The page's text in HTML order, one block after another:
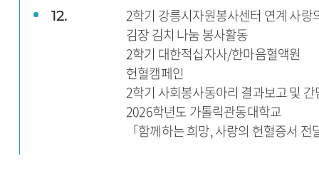
12.
2학기 강릉시자원봉사센터 연계 사랑
김장 김치 나눔 봉사활동
2학기 대한적십자사/한마음혈액원
헌혈캠페인
2학기 사회봉사동아리 결과보고 및 간
2026학년도 가톨릭관동대학교
「함께하는 희망, 사랑의 헌혈증서 전